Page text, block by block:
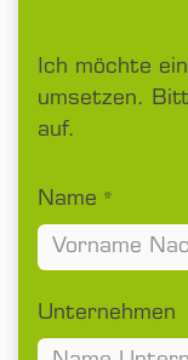
Ich möchte
umsetzen.
auf.
Name *
Unternehmen